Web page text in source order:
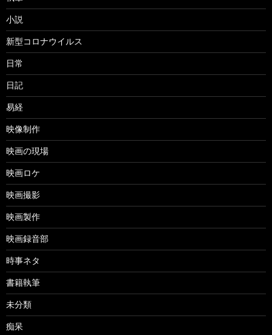
小説
新型コロナウイルス
日常
日記
易経
映像制作
映画の現場
映画ロケ
映画撮影
映画製作
映画録音部
時事ネタ
書籍執筆
未分類
痴呆